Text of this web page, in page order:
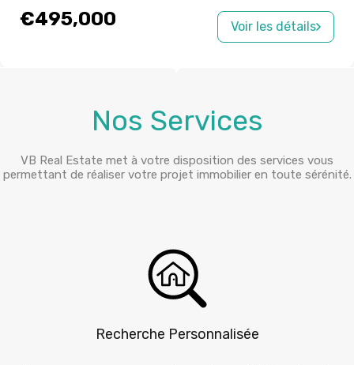
€495,000 Voir les détails
Nos Services
VB Real Estate met à votre disposition des services vous
permettant de réaliser votre projet immobilier en toute sérénité.
Recherche Personnalisée